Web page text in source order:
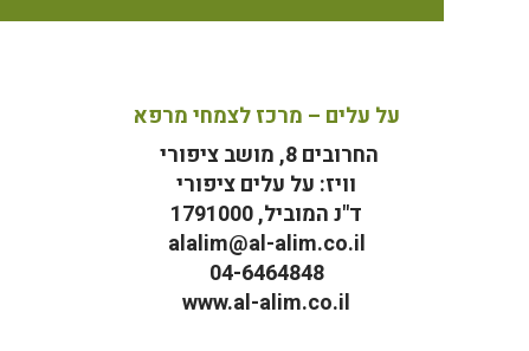
על עלים – מרכז לצמחי מרפא
החרובים 8, מושב ציפורי
וויז: על עלים ציפורי
ד"נ המוביל, 1791000
alalim@al-alim.co.il
04-6464848
www.al-alim.co.il